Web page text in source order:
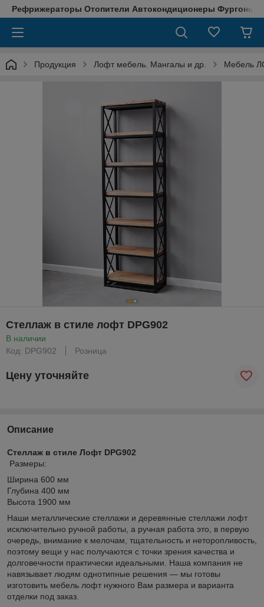
Рефрижераторы Отопители Автокондиционеры Фургоны
Продукция Лофт мебель. Мангалы и др. Мебель
Стеллаж в стиле лофт DPG902
В наличии
Код: DPG902
Розница
Цену уточняйте
Описание
Стеллаж в стиле Лофт DPG902
Размеры:
Ширина 600 мм
Глубина 400 мм
Высота 1900 мм
Наши металлические стеллажи и деревянные стеллажи лофт
исключительно ручной работы, а ручная работа это, в первую
очередь, внимание к мелочам, тщательность и неторопливость,
поэтому вещи у нас получаются с точки зрения качества и
долговечности практически идеальными. Наша компания не
навязывает людям однотипные решения — мы готовы
изготовить мебель лофт нужного Вам размера и варианта
отделки под заказ.